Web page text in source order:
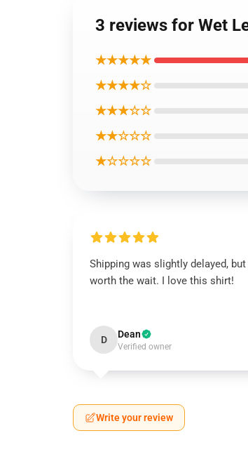
3 reviews for Wet
★★★★★
★★★★☆
★★★☆☆
★★☆☆☆
★☆☆☆☆
Shipping was slightly delayed, but
worth the wait. I love this shirt!
D Dean
Verified owner
Write your review